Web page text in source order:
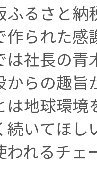
ふるさと
作られた感
は社長の
からの趣
は地球環
続いてほ
われるチ